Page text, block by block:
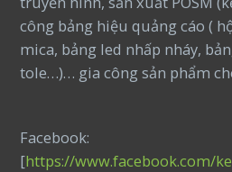
công bảng hiệu quảng cáo (
mica, bảng led nhấp nháy,
tole…)… gia công sản phẩm
Facebook:
[https://www.facebook.com/